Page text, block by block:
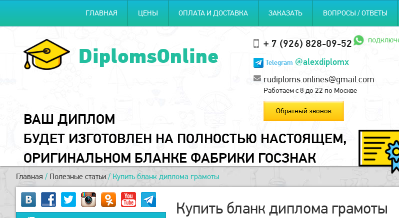
ГЛАВНАЯ ЦЕНЫ ОПЛАТА И ДОСТАВКА ЗАКАЗАТЬ ВОПРОСЫ / ОТВЕТЫ
DiplomsOnline + 7 (926) 828-09-52
Telegram @alexdiplomx
rudiploms.onlines@gmail.com
Работаем с 8 до 22 по Москве
Обратный звонок
ВАШ ДИПЛОМ
БУДЕТ ИЗГОТОВЛЕН НА ПОЛНОСТЬЮ НАСТОЯЩЕМ,
ОРИГИНАЛЬНОМ БЛАНКЕ ФАБРИКИ ГОСЗНАК
Главная / Полезные статьи / Купить бланк диплома грамоты
Купить бланк диплома грамоты